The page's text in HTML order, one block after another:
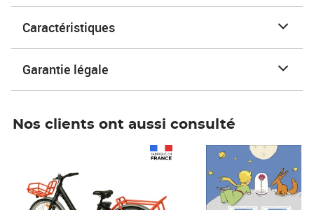
Caractéristiques
Garantie légale
Nos clients ont aussi consulté
Prix 7,50€